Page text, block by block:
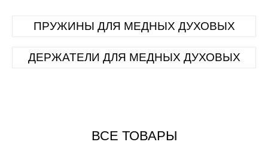
ПРУЖИНЫ ДЛЯ МЕДНЫХ ДУХОВЫХ
ДЕРЖАТЕЛИ ДЛЯ МЕДНЫХ ДУХОВЫХ
ВСЕ ТОВАРЫ